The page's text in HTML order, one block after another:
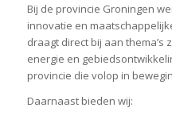
Bij de provincie Groningen
innovatie en
draagt direct bij aan
energie en
provincie die volop in
Daarnaast bieden wij: